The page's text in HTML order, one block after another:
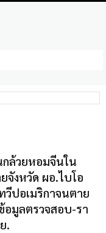
ล้วยหอมจีนใน
จังหวัด ผอ.ไบโอ
วีปอเมริกาจนตาย
อมูลตรวจสอบ-รา
.